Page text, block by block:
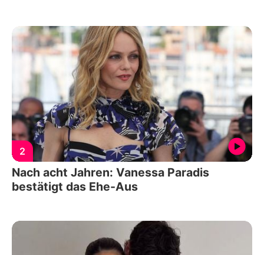
2
Nach acht Jahren: Vanessa Paradis
bestätigt das Ehe-Aus